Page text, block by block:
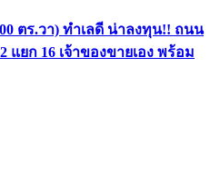
ตร.วา) ทำเลดี น่าลงทุน!! ถนน
แยก 16 เจ้าของขายเอง พร้อม